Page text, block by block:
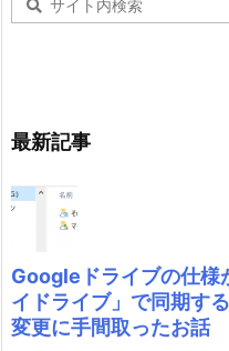
最新記事
Googleドライブの仕様
イドライブ」で同期す
変更に手間取ったお話